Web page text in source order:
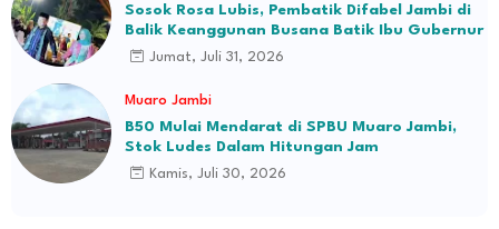
Sosok Rosa Lubis, Pembatik Difabel Jambi di
Balik Keanggunan Busana Batik Ibu Gubernur
Jumat, Juli 31, 2026
Muaro Jambi
B50 Mulai Mendarat di SPBU Muaro Jambi,
Stok Ludes Dalam Hitungan Jam
Kamis, Juli 30, 2026